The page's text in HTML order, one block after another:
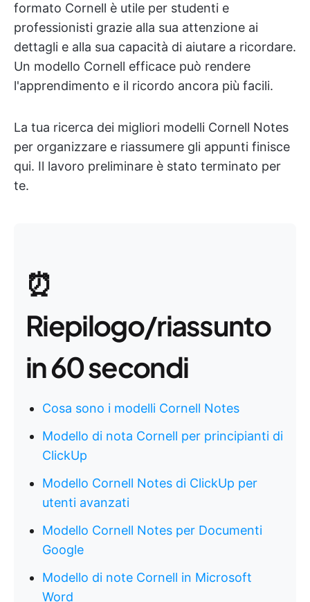
formato Cornell è utile per studenti e
professionisti grazie alla sua attenzione ai
dettagli e alla sua capacità di aiutare a ricordare.
Un modello Cornell efficace può rendere
l'apprendimento e il ricordo ancora più facili.
La tua ricerca dei migliori modelli Cornell Notes
per organizzare e riassumere gli appunti finisce
qui. Il lavoro preliminare è stato terminato per
te.
⏰
Riepilogo/riassunto
in 60 secondi
Cosa sono i modelli Cornell Notes
Modello di nota Cornell per principianti di
ClickUp
Modello Cornell Notes di ClickUp per
utenti avanzati
Modello Cornell Notes per Documenti
Google
Modello di note Cornell in Microsoft
Word